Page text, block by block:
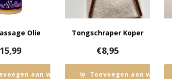
Olie
15,99
aan winkelwagen
Tongschraper Koper
€8,95
Toevoegen aan